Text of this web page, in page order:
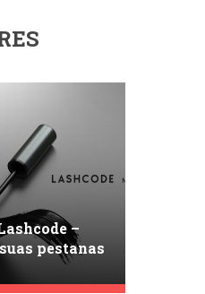
–
pestanas